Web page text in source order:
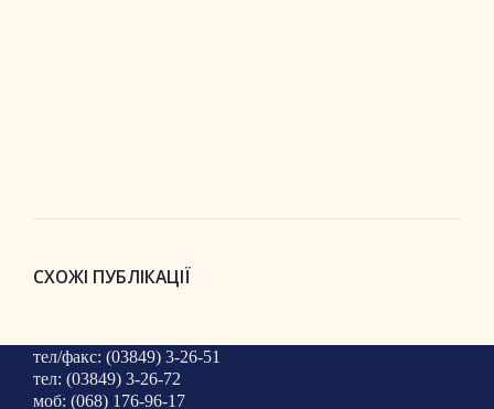
СХОЖІ ПУБЛІКАЦІЇ
тел/факс: (03849) 3-26-51
тел: (03849) 3-26-72
моб: (068) 176-96-17